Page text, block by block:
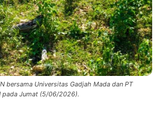
bersama Universitas Gadjah Mada dan PT
pada Jumat (5/06/2026).